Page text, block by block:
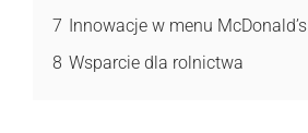
7 Innowacje w menu McDonald’s
8 Wsparcie dla rolnictwa